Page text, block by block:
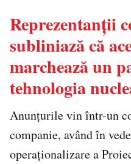
Reprezentanții
subliniază că
marchează un
tehnologia
Anunțurile vin într-un
companie, având în
operaționalizare a